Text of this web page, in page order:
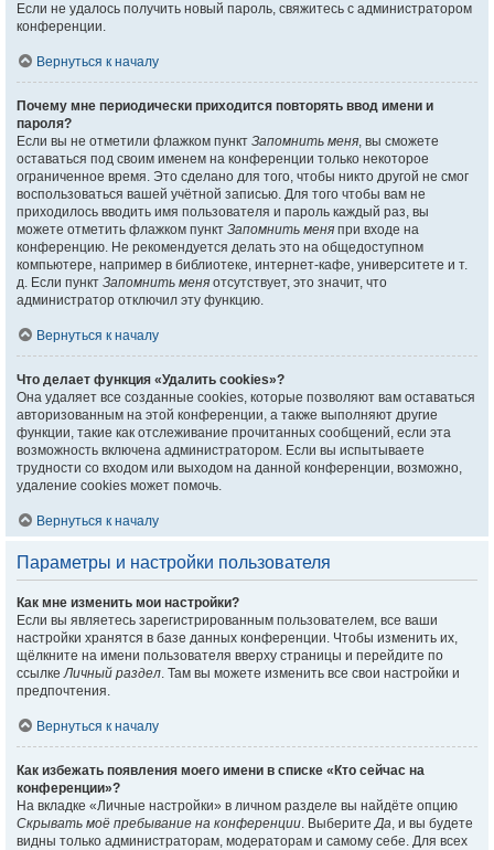
Если не удалось получить новый пароль, свяжитесь с администратором
конференции.
Вернуться к началу
Почему мне периодически приходится повторять ввод имени и
пароля?
Если вы не отметили флажком пункт Запомнить меня, вы сможете
оставаться под своим именем на конференции только некоторое
ограниченное время. Это сделано для того, чтобы никто другой не смог
воспользоваться вашей учётной записью. Для того чтобы вам не
приходилось вводить имя пользователя и пароль каждый раз, вы
можете отметить флажком пункт Запомнить меня при входе на
конференцию. Не рекомендуется делать это на общедоступном
компьютере, например в библиотеке, интернет-кафе, университете и т.
д. Если пункт Запомнить меня отсутствует, это значит, что
администратор отключил эту функцию.
Вернуться к началу
Что делает функция «Удалить cookies»?
Она удаляет все созданные cookies, которые позволяют вам оставаться
авторизованным на этой конференции, а также выполняют другие
функции, такие как отслеживание прочитанных сообщений, если эта
возможность включена администратором. Если вы испытываете
трудности со входом или выходом на данной конференции, возможно,
удаление cookies может помочь.
Вернуться к началу
Параметры и настройки пользователя
Как мне изменить мои настройки?
Если вы являетесь зарегистрированным пользователем, все ваши
настройки хранятся в базе данных конференции. Чтобы изменить их,
щёлкните на имени пользователя вверху страницы и перейдите по
ссылкеЛичный раздел. Там вы можете изменить все свои настройки и
предпочтения.
Вернуться к началу
Как избежать появления моего имени в списке «Кто сейчас на
конференции»?
На вкладке «Личные настройки» в личном разделе вы найдёте опцию
Скрывать моё пребывание на конференции. ВыберитеДа, и вы будете
видны только администраторам, модераторам и самому себе. Для всех